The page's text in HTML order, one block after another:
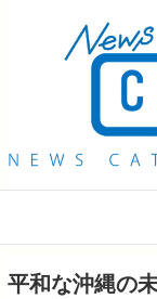
QAB
平和な沖縄の